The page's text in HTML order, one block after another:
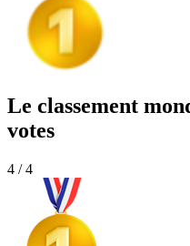
Le classement
votes
4 / 4